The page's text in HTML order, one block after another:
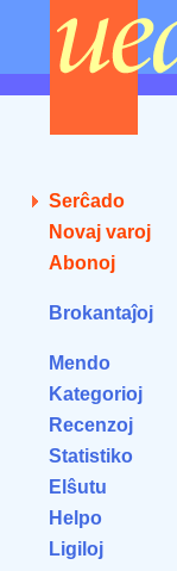
Serĉado
Novaj varoj
Abonoj
Brokantaĵoj
Mendo
Kategorioj
Recenzoj
Statistiko
Elŝutu
Helpo
Ligiloj